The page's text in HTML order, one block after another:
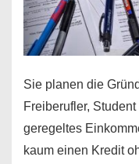
Sie planen die
Freiberufler,
geregeltes
kaum einen Kredit